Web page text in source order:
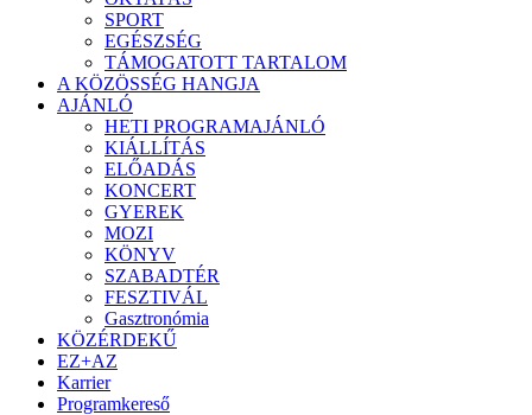
SPORT
EGÉSZSÉG
TÁMOGATOTT TARTALOM
A KÖZÖSSÉG HANGJA
AJÁNLÓ
HETI PROGRAMAJÁNLÓ
KIÁLLÍTÁS
ELŐADÁS
KONCERT
GYEREK
MOZI
KÖNYV
SZABADTÉR
FESZTIVÁL
Gasztronómia
KÖZÉRDEKŰ
EZ+AZ
Karrier
Programkereső